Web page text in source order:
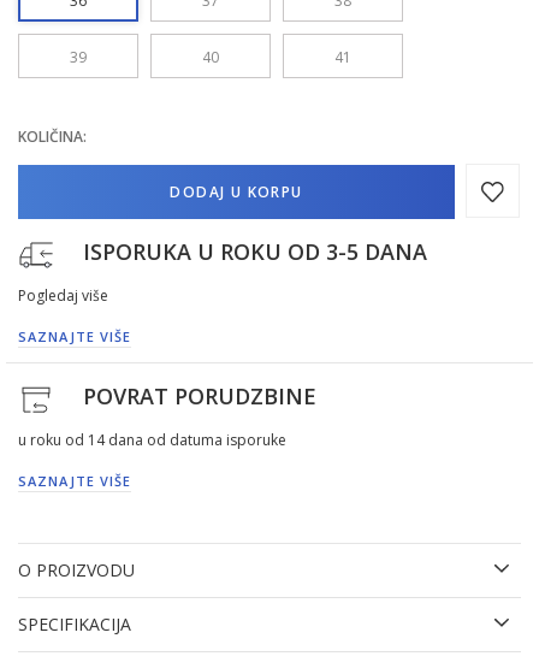
39 40 41
KOLIČINA:
DODAJ U KORPU
ISPORUKA U ROKU OD 3-5 DANA
Pogledaj više
SAZNAJTE VIŠE
POVRAT PORUDZBINE
u roku od 14 dana od datuma isporuke
SAZNAJTE VIŠE
O PROIZVODU
SPECIFIKACIJA